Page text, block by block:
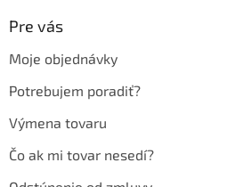
Pre vás
Moje objednávky
Potrebujem poradiť?
Výmena tovaru
Čo ak mi tovar nesedí?